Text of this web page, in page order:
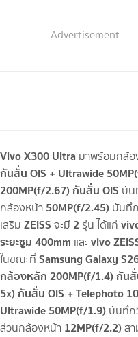
Advertisement
Vivo X300 Ultra มาพร้อมกล้อ
กันสั่น OIS + Ultrawide
200MP(f/2.67) กันสั่น OIS บัน
กล้องหน้า 50MP(f/2.45) บันทึ
เสริม ZEISS จะมี 2รุ่น ได้แก่
ระยะซูม 400mm และ vivo
ในขณะที่ Samsung Galaxy
กล้องหลัก 200MP(f/1.4) กันสั่
5x) กันสั่น OIS + Telephoto
Ultrawide 50MP(f/1.9) บันทึก
ส่วนกล้องหน้า 12MP(f/2.2)ส